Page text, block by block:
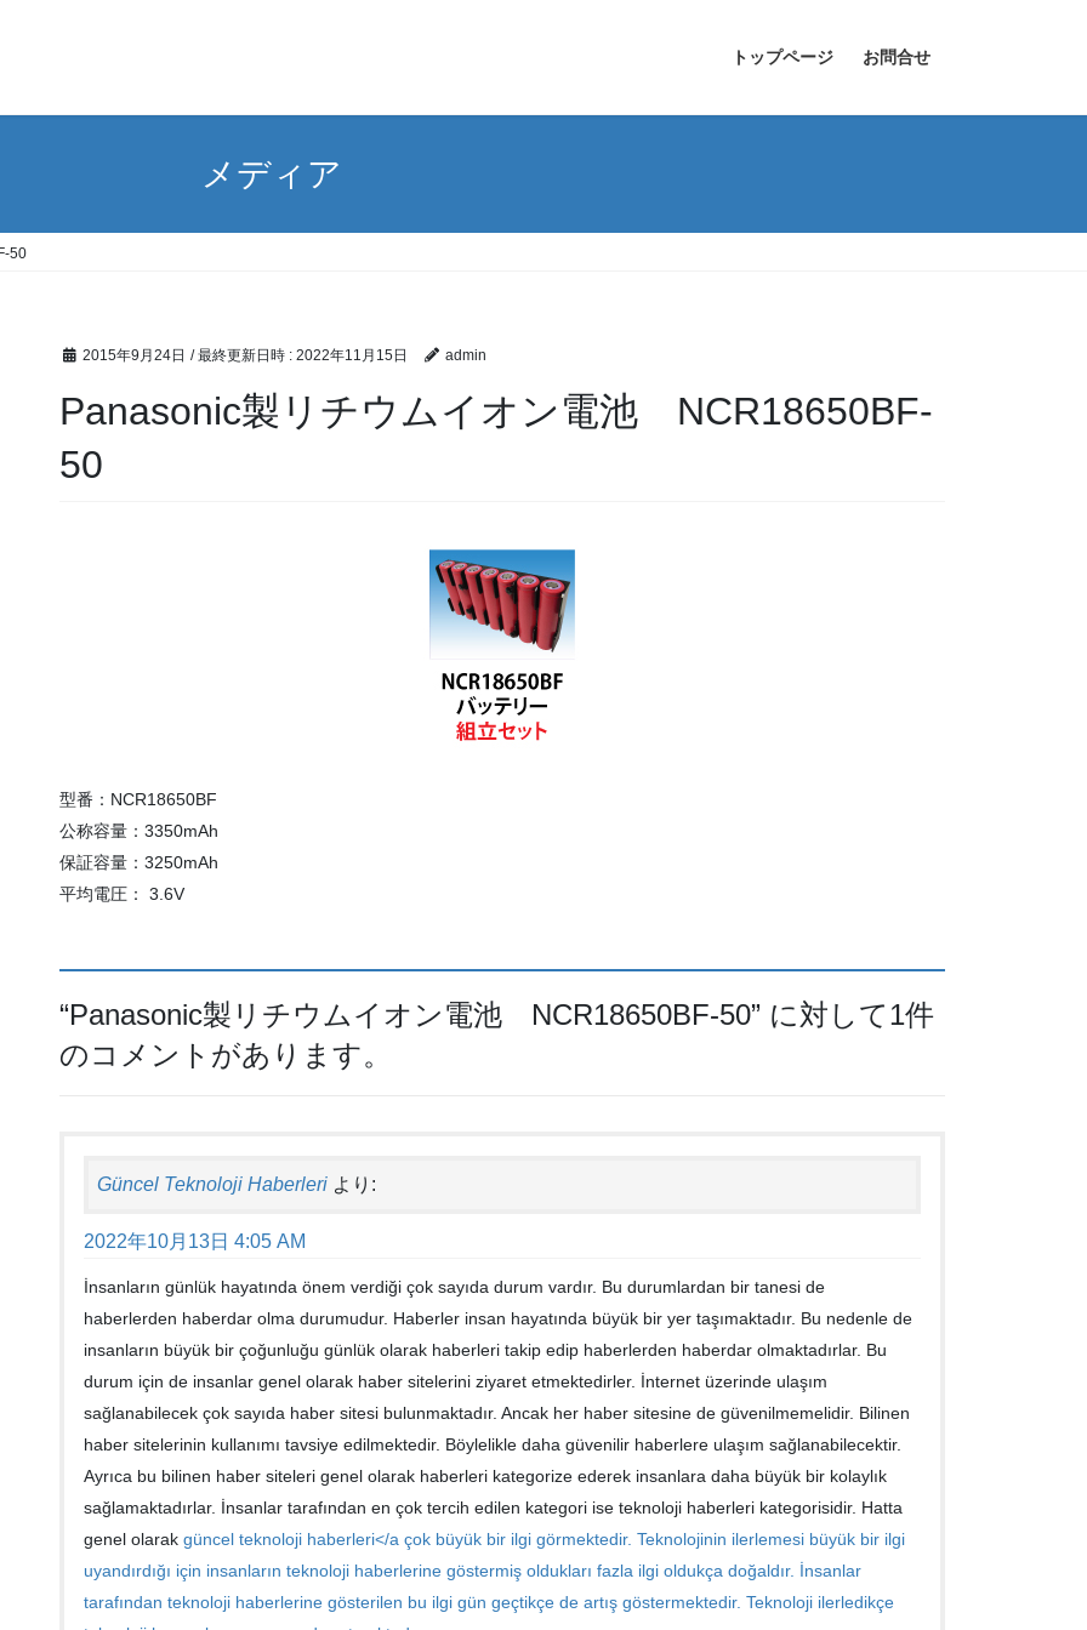
トップページ お問合せ
メディア
50
2015年9月24日 / 最終更新日時 : 2022年11月15日 admin
Panasonic製リチウムイオン電池 NCR18650BF-
50
型番：NCR18650BF
公称容量：3350mAh
保証容量：3250mAh
平均電圧： 3.6V
“Panasonic製リチウムイオン電池 NCR18650BF-50” に対して1件
のコメントがあります。
Güncel Teknoloji Haberleri より:
2022年10月13日 4:05 AM
İnsanların günlük hayatında önem verdiği çok sayıda durum vardır. Bu durumlardan bir tanesi de
haberlerden haberdar olma durumudur. Haberler insan hayatında büyük bir yer taşımaktadır. Bu nedenle de
insanların büyük bir çoğunluğu günlük olarak haberleri takip edip haberlerden haberdar olmaktadırlar. Bu
durum için de insanlar genel olarak haber sitelerini ziyaret etmektedirler. İnternet üzerinde ulaşım
sağlanabilecek çok sayıda haber sitesi bulunmaktadır. Ancak her haber sitesine de güvenilmemelidir. Bilinen
haber sitelerinin kullanımı tavsiye edilmektedir. Böylelikle daha güvenilir haberlere ulaşım sağlanabilecektir.
Ayrıca bu bilinen haber siteleri genel olarak haberleri kategorize ederek insanlara daha büyük bir kolaylık
sağlamaktadırlar. İnsanlar tarafından en çok tercih edilen kategori ise teknoloji haberleri kategorisidir. Hatta
genel olarak güncel teknoloji haberleri</a çok büyük bir ilgi görmektedir. Teknolojinin ilerlemesi büyük bir ilgi
uyandırdığı için insanların teknoloji haberlerine göstermiş oldukları fazla ilgi oldukça doğaldır. İnsanlar
tarafından teknoloji haberlerine gösterilen bu ilgi gün geçtikçe de artış göstermektedir. Teknoloji ilerledikçe